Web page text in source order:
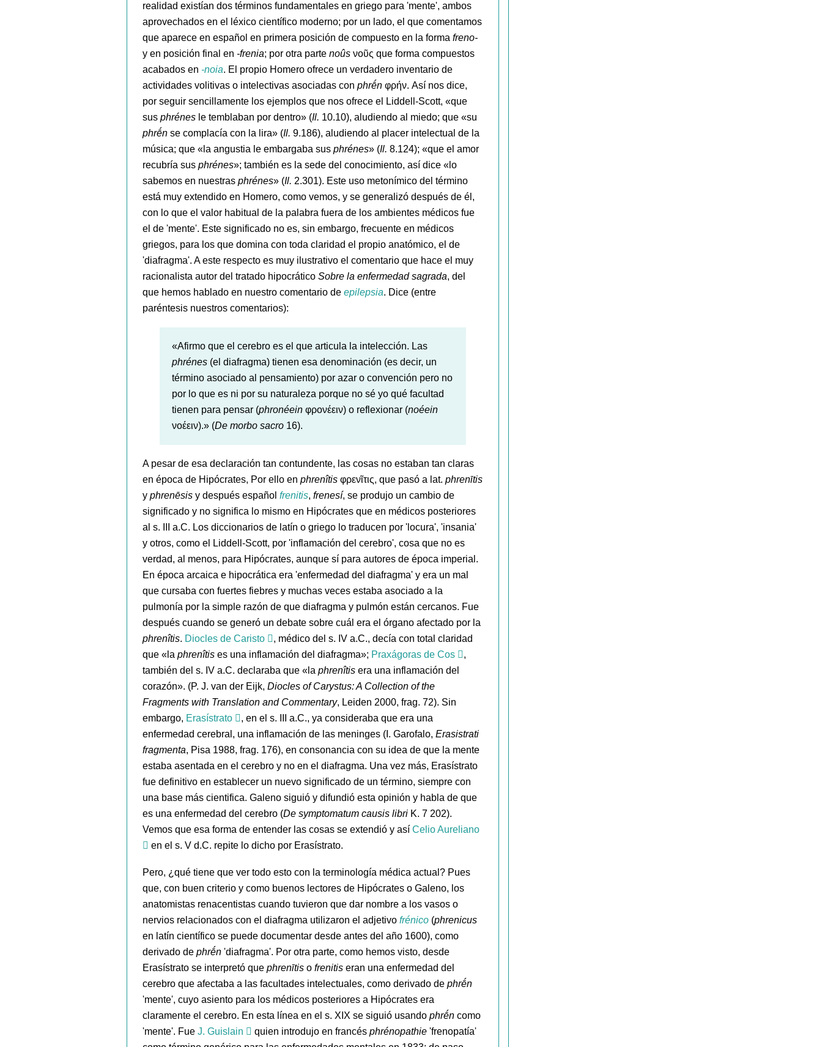
realidad existían dos términos fundamentales en griego para 'mente', ambos
aprovechados en el léxico científico moderno; por un lado, el que comentamos
que aparece en español en primera posición de compuesto en la forma freno-
y en posición final en -frenia; por otra parte noûs νοῦς que forma compuestos
acabados en -noia. El propio Homero ofrece un verdadero inventario de
actividades volitivas o intelectivas asociadas con phrḗn φρήν. Así nos dice,
por seguir sencillamente los ejemplos que nos ofrece el Liddell-Scott, «que
sus phrénes le temblaban por dentro» (Il. 10.10), aludiendo al miedo; que «su
phrḗn se complacía con la lira» (Il. 9.186), aludiendo al placer intelectual de la
música; que «la angustia le embargaba sus phrénes» (Il. 8.124); «que el amor
recubría sus phrénes»; también es la sede del conocimiento, así dice «lo
sabemos en nuestras phrénes» (Il. 2.301). Este uso metonímico del término
está muy extendido en Homero, como vemos, y se generalizó después de él,
con lo que el valor habitual de la palabra fuera de los ambientes médicos fue
el de 'mente'. Este significado no es, sin embargo, frecuente en médicos
griegos, para los que domina con toda claridad el propio anatómico, el de
'diafragma'. A este respecto es muy ilustrativo el comentario que hace el muy
racionalista autor del tratado hipocrático Sobre la enfermedad sagrada, del
que hemos hablado en nuestro comentario de epilepsia. Dice (entre
paréntesis nuestros comentarios):
«Afirmo que el cerebro es el que articula la intelección. Las
phrénes(el diafragma) tienen esa denominación (es decir, un
término asociado al pensamiento) por azar o convención pero no
por lo que es ni por su naturaleza porque no sé yo qué facultad
tienen para pensar (phronéeinφρονέειν) o reflexionar (noéein
νοέειν).» (De morbo sacro16).
A pesar de esa declaración tan contundente, las cosas no estaban tan claras
en época de Hipócrates, Por ello en phrenîtis φρενῖτις, que pasó a lat. phrenītis
y phrenēsis y después español frenitis, frenesí, se produjo un cambio de
significado y no significa lo mismo en Hipócrates que en médicos posteriores
al s. III a.C. Los diccionarios de latín o griego lo traducen por 'locura', 'insania'
y otros, como el Liddell-Scott, por 'inflamación del cerebro', cosa que no es
verdad, al menos, para Hipócrates, aunque sí para autores de época imperial.
En época arcaica e hipocrática era 'enfermedad del diafragma' y era un mal
que cursaba con fuertes fiebres y muchas veces estaba asociado a la
pulmonía por la simple razón de que diafragma y pulmón están cercanos. Fue
después cuando se generó un debate sobre cuál era el órgano afectado por la
phrenîtis. Diocles de Caristo
, médico del s. IV a.C., decía con total claridad
que «la phrenîtis es una inflamación del diafragma»; Praxágoras de Cos
,
también del s. IV a.C. declaraba que «la phrenîtis era una inflamación del
corazón». (P. J. van der Eijk, Diocles of Carystus: A Collection of the
Fragments with Translation and Commentary, Leiden 2000, frag. 72). Sin
embargo, Erasístrato
, en el s. III a.C., ya consideraba que era una
enfermedad cerebral, una inflamación de las meninges (I. Garofalo, Erasistrati
fragmenta, Pisa 1988, frag. 176), en consonancia con su idea de que la mente
estaba asentada en el cerebro y no en el diafragma. Una vez más, Erasístrato
fue definitivo en establecer un nuevo significado de un término, siempre con
una base más cientifica. Galeno siguió y difundió esta opinión y habla de que
es una enfermedad del cerebro (De symptomatum causis libri K. 7 202).
Vemos que esa forma de entender las cosas se extendió y así Celio Aureliano
en el s. V d.C. repite lo dicho por Erasístrato.
Pero, ¿qué tiene que ver todo esto con la terminología médica actual? Pues
que, con buen criterio y como buenos lectores de Hipócrates o Galeno, los
anatomistas renacentistas cuando tuvieron que dar nombre a los vasos o
nervios relacionados con el diafragma utilizaron el adjetivo frénico (phrenicus
en latín científico se puede documentar desde antes del año 1600), como
derivado de phrḗn 'diafragma'. Por otra parte, como hemos visto, desde
Erasístrato se interpretó que phrenītis o frenitis eran una enfermedad del
cerebro que afectaba a las facultades intelectuales, como derivado de phrḗn
'mente', cuyo asiento para los médicos posteriores a Hipócrates era
claramente el cerebro. En esta línea en el s. XIX se siguió usando phrḗn como
'mente'. Fue J. Guislain quien introdujo en francés phrénopathie 'frenopatía'